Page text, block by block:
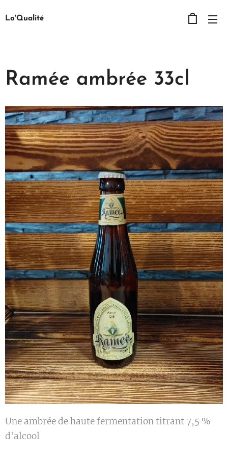
Lo'Qualité
Ramée ambrée 33cl
Une ambrée de haute fermentation titrant 7,5 %
d'alcool